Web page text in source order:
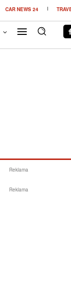
CAR NEWS 24
Reklama
Reklama